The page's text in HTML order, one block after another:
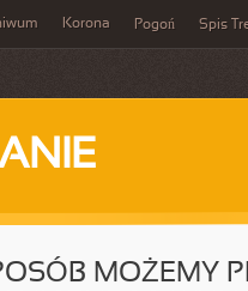
Korona Pogoń Spis
MOŻEMY